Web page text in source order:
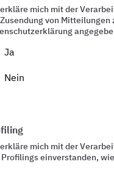
mich mit der
von
Ja
Nein
mich mit der
einverstanden,